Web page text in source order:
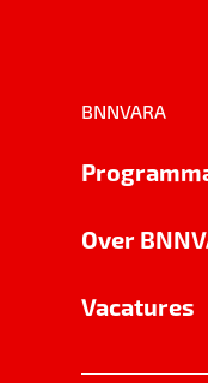
BNNVARA
Over
Vacatures